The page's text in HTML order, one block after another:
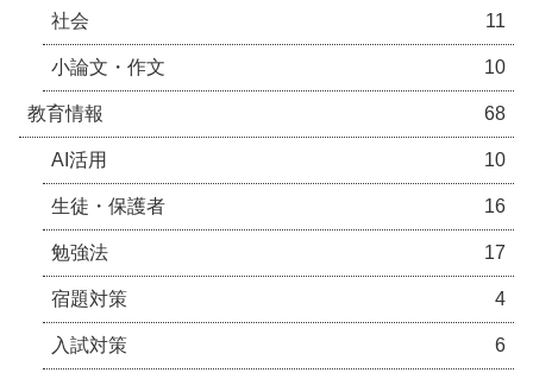
社会 11
小論文・作文 10
教育情報 68
AI活用 10
生徒・保護者 16
勉強法 17
宿題対策 4
入試対策 6